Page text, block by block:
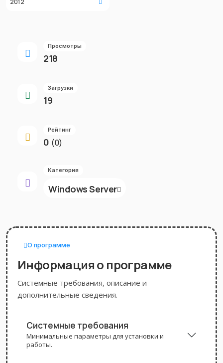
2012
Просмотры
218
Загрузки
19
Рейтинг
0 (0)
Категория
Windows Server
О программе
Информация о программе
Системные требования, описание и
дополнительные сведения.
Системные требования
Минимальные параметры для установки и
работы.